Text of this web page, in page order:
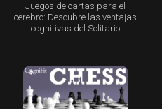
Juegos de cartas para el
cerebro: Descubre las ventajas
cognitivas del Solitario